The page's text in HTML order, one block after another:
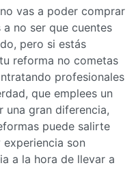
vas a poder comprar
no ser que cuentes
pero si estás
reforma no cometas
profesionales
que emplees un
una gran diferencia,
puede salirte
son
a la hora de llevar a